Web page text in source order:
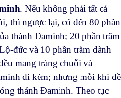
. Nếu không phải tất cả
thì ngược lại, có đến 80 phần
thánh Đaminh; 20 phần trăm
đức và 10 phần trăm dành
mang tràng chuỗi và
đi kèm; nhưng mỗi khi đề
thánh Đaminh. Theo tục